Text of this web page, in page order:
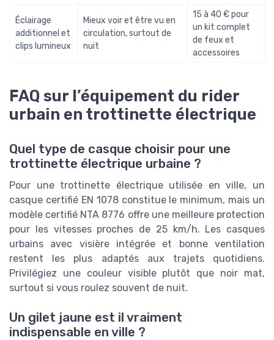
Éclairage
additionnel et
clips lumineux
Mieux voir et être vu en
circulation, surtout de
nuit
15 à 40 € pour
un kit complet
de feux et
accessoires
FAQ sur l’équipement du rider
urbain en trottinette électrique
Quel type de casque choisir pour une
trottinette électrique urbaine ?
Pour une trottinette électrique utilisée en ville, un
casque certifié EN 1078 constitue le minimum, mais un
modèle certifié NTA 8776 offre une meilleure protection
pour les vitesses proches de 25 km/h. Les casques
urbains avec visière intégrée et bonne ventilation
restent les plus adaptés aux trajets quotidiens.
Privilégiez une couleur visible plutôt que noir mat,
surtout si vous roulez souvent de nuit.
Un gilet jaune est il vraiment
indispensable en ville ?